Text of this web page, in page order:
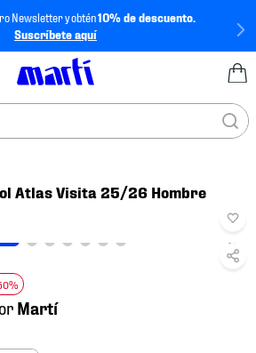
Newsletter y obtén10% de descuento.
Suscríbete aquí
Atlas Visita 25/26 Hombre